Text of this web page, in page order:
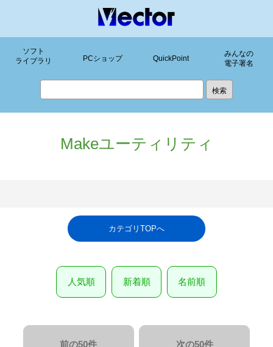
ソフト
ライブラリ
PCショップ QuickPoint
みんなの
電子署名
Makeユーティリティ
カテゴリTOPへ
人気順 新着順 名前順
前の50件 次の50件